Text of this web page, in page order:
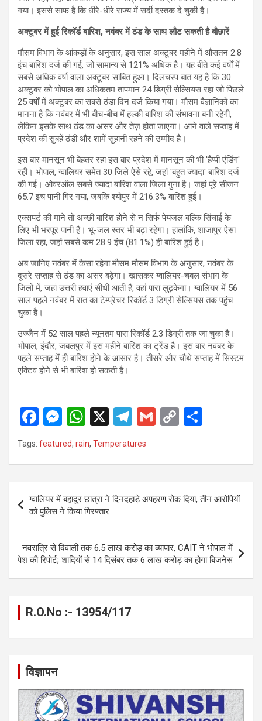
गया। इससे साफ है कि धीरे-धीरे राज्य में सर्दी दस्तक दे चुकी है।
अक्टूबर में हुई रिकॉर्ड बारिश, नवंबर में ठंड के साथ लौट सकती है बौछारें
मौसम विभाग के आंकड़ों के अनुसार, इस साल अक्टूबर महीने में औसतन 2.8
इंच बारिश दर्ज की गई, जो सामान्य से 121% अधिक है। यह बीते कई वर्षों में
सबसे अधिक वर्षा वाला अक्टूबर साबित हुआ। दिलचस्प बात यह है कि 30
अक्टूबर को भोपाल का अधिकतम तापमान 24 डिग्री सेल्सियस रहा जो पिछले
25 वर्षों में अक्टूबर का सबसे ठंडा दिन दर्ज किया गया। मौसम वैज्ञानिकों का
मानना है कि नवंबर में भी बीच-बीच में हल्की बारिश की संभावना बनी रहेगी,
लेकिन इसके साथ ठंड का असर और तेज़ होता जाएगा। आने वाले सप्ताह में
प्रदेश की सुबहें ठंडी और शामें सुहानी रहने की उम्मीद है।
इस बार मानसून भी बेहतर रहा इस बार प्रदेश में मानसून की भी 'हैप्पी एंडिंग'
रही। भोपाल, ग्वालियर समेत 30 जिले ऐसे रहे, जहां 'बहुत ज्यादा' बारिश दर्ज
की गई। ओवरऑल सबसे ज्यादा बारिश वाला जिला गुना है। जहां पूरे सीजन
65.7 इंच पानी गिर गया, जबकि श्योपुर में 216.3% बारिश हुई।
एक्सपर्ट की माने तो अच्छी बारिश होने से न सिर्फ पेयजल बल्कि सिंचाई के
लिए भी भरपूर पानी है। भू-जल स्तर भी बढ़ा रहेगा। हालांकि, शाजापुर ऐसा
जिला रहा, जहां सबसे कम 28.9 इंच (81.1%) ही बारिश हुई है।
अब जानिए नवंबर में कैसा रहेगा मौसम मौसम विभाग के अनुसार, नवंबर के
दूसरे सप्ताह से ठंड का असर बढ़ेगा। खासकर ग्वालियर-चंबल संभाग के
जिलों में, जहां उत्तरी हवाएं सीधी आती हैं, वहां पारा लुढ़केगा। ग्वालियर में 56
साल पहले नवंबर में रात का टेम्प्रेचर रिकॉर्ड 3 डिग्री सेल्सियस तक पहुंच
चुका है।
उज्जैन में 52 साल पहले न्यूनतम पारा रिकॉर्ड 2.3 डिग्री तक जा चुका है।
भोपाल, इंदौर, जबलपुर में इस महीने बारिश का ट्रेंड है। इस बार नवंबर के
पहले सप्ताह में ही बारिश होने के आसार है। तीसरे और चौथे सप्ताह में सिस्टम
एक्टिव होने से भी बारिश हो सकती है।
F
a
o
o
k
M
es
se
g
er
W
h
at
A
p
p
X
T
a
m
G
C
n
Tags: featured, rain, Temperatures
Post
navigation
ग्वालियर में बहादुर छात्रा ने दिनदहाड़े अपहरण रोक दिया, तीन आरोपियों
को पुलिस ने किया गिरफ्तार
नवरात्रि से दिवाली तक 6.5 लाख करोड़ का व्यापार, CAIT ने भोपाल में
पेश की रिपोर्ट; शादियों से 14 दिसंबर तक 6 लाख करोड़ का होगा बिजनेस
R.O.No :- 13954/117
विज्ञापन